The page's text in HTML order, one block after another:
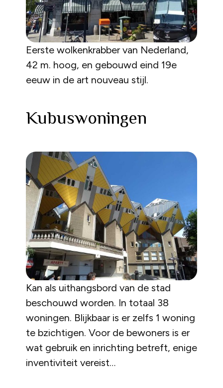
Eerste wolkenkrabber van Nederland,
42 m. hoog, en gebouwd eind 19e
eeuw in de art nouveau stijl.
Kubuswoningen
Kan als uithangsbord van de stad
beschouwd worden. In totaal 38
woningen. Blijkbaar is er zelfs 1 woning
te bzichtigen. Voor de bewoners is er
wat gebruik en inrichting betreft, enige
inventiviteit vereist…